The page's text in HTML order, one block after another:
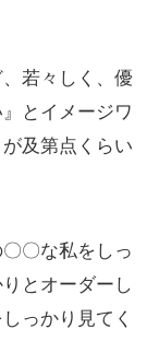
若々しく、優
とイメージワ
及第点くらい
〇な私をしっ
とオーダーし
っかり見てく